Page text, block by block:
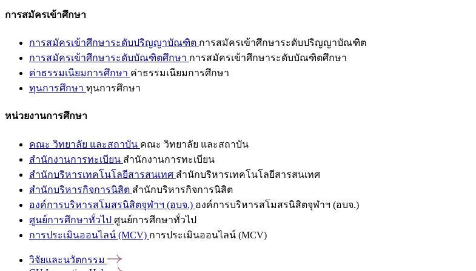
การสมัครเข้าศึกษา
การสมัครเข้าศึกษาระดับปริญญาบัณฑิต การสมัครเข้าศึกษาระดับปริญญาบัณฑิต
การสมัครเข้าศึกษาระดับบัณฑิตศึกษา การสมัครเข้าศึกษาระดับบัณฑิตศึกษา
ค่าธรรมเนียมการศึกษา ค่าธรรมเนียมการศึกษา
ทุนการศึกษา ทุนการศึกษา
หน่วยงานการศึกษา
คณะ วิทยาลัย และสถาบัน คณะ วิทยาลัย และสถาบัน
สำนักงานการทะเบียน สำนักงานการทะเบียน
สำนักบริหารเทคโนโลยีสารสนเทศ สำนักบริหารเทคโนโลยีสารสนเทศ
สำนักบริหารกิจการนิสิต สำนักบริหารกิจการนิสิต
องค์การบริหารสโมสรนิสิตจุฬาฯ (อบจ.) องค์การบริหารสโมสรนิสิตจุฬาฯ (อบจ.)
ศูนย์การศึกษาทั่วไป ศูนย์การศึกษาทั่วไป
การประเมินออนไลน์ (MCV) การประเมินออนไลน์ (MCV)
วิจัยและนวัตกรรม